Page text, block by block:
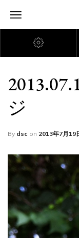
ジ
By dsc on 2013年7月19